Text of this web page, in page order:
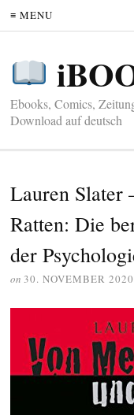
≡ MENU
Ebooks, Comics,
Download auf deutsch
Lauren Slater
Ratten: Die
der
on 30. NOVEMBER 2020